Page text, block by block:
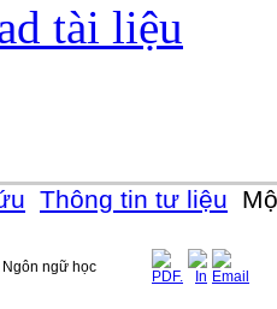
tài liệu
Thông tin tư liệu
Ngôn ngữ học